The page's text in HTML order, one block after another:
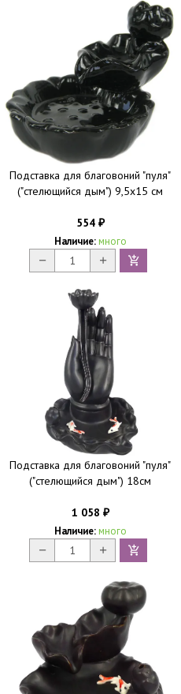
Подставка для благовоний "пуля"
("стелющийся дым") 9,5х15 см
554 ₽
Наличие: много
Подставка для благовоний "пуля"
("стелющийся дым") 18см
1 058 ₽
Наличие: много